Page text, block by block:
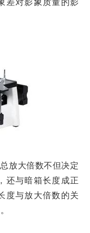
差对影象质量的影
放大倍数不但决定
还与暗箱长度成正
度与放大倍数的关